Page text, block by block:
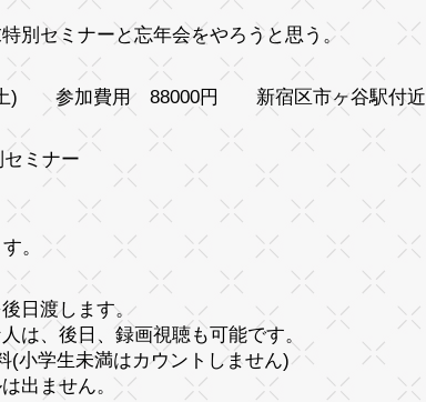
別セミナーと忘年会をやろうと思う。
土) 参加費用 88000円 新宿区市ヶ谷駅付近
セミナー
。
日渡します。
は、後日、録画視聴も可能です。
小学生未満はカウントしません)
出ません。